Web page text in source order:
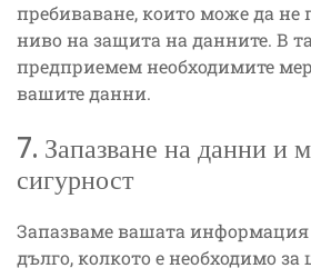
пребиваване, които може да не
ниво на защита на данните. В
предприемем необходимите
вашите данни.
7. Запазване на данни и
сигурност
Запазваме вашата информация
дълго, колкото е необходимо за